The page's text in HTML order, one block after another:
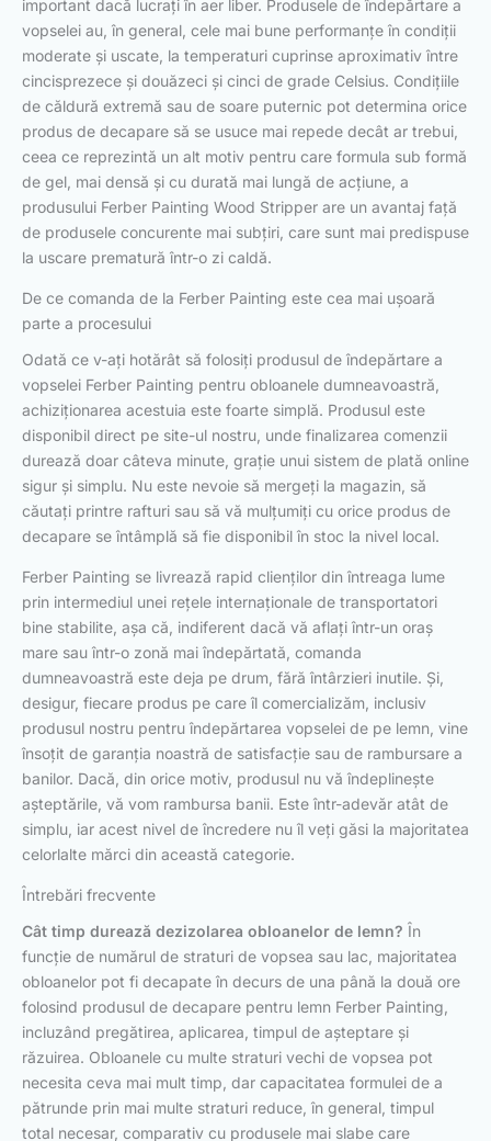
important dacă lucrați în aer liber. Produsele de îndepărtare a
vopselei au, în general, cele mai bune performanțe în condiții
moderate și uscate, la temperaturi cuprinse aproximativ între
cincisprezece și douăzeci și cinci de grade Celsius. Condițiile
de căldură extremă sau de soare puternic pot determina orice
produs de decapare să se usuce mai repede decât ar trebui,
ceea ce reprezintă un alt motiv pentru care formula sub formă
de gel, mai densă și cu durată mai lungă de acțiune, a
produsului Ferber Painting Wood Stripper are un avantaj față
de produsele concurente mai subțiri, care sunt mai predispuse
la uscare prematură într-o zi caldă.
De ce comanda de la Ferber Painting este cea mai ușoară
parte a procesului
Odată ce v-ați hotărât să folosiți produsul de îndepărtare a
vopselei Ferber Painting pentru obloanele dumneavoastră,
achiziționarea acestuia este foarte simplă. Produsul este
disponibil direct pe site-ul nostru, unde finalizarea comenzii
durează doar câteva minute, grație unui sistem de plată online
sigur și simplu. Nu este nevoie să mergeți la magazin, să
căutați printre rafturi sau să vă mulțumiți cu orice produs de
decapare se întâmplă să fie disponibil în stoc la nivel local.
Ferber Painting se livrează rapid clienților din întreaga lume
prin intermediul unei rețele internaționale de transportatori
bine stabilite, așa că, indiferent dacă vă aflați într-un oraș
mare sau într-o zonă mai îndepărtată, comanda
dumneavoastră este deja pe drum, fără întârzieri inutile. Și,
desigur, fiecare produs pe care îl comercializăm, inclusiv
produsul nostru pentru îndepărtarea vopselei de pe lemn, vine
însoțit de garanția noastră de satisfacție sau de rambursare a
banilor. Dacă, din orice motiv, produsul nu vă îndeplinește
așteptările, vă vom rambursa banii. Este într-adevăr atât de
simplu, iar acest nivel de încredere nu îl veți găsi la majoritatea
celorlalte mărci din această categorie.
Întrebări frecvente
Cât timp durează dezizolarea obloanelor de lemn? În
funcție de numărul de straturi de vopsea sau lac, majoritatea
obloanelor pot fi decapate în decurs de una până la două ore
folosind produsul de decapare pentru lemn Ferber Painting,
incluzând pregătirea, aplicarea, timpul de așteptare și
răzuirea. Obloanele cu multe straturi vechi de vopsea pot
necesita ceva mai mult timp, dar capacitatea formulei de a
pătrunde prin mai multe straturi reduce, în general, timpul
total necesar, comparativ cu produsele mai slabe care